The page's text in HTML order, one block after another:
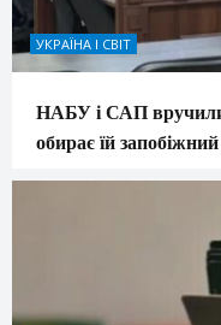
УКРАЇНА І СВІТ
НАБУ і САП вручили
обирає їй запобіжний